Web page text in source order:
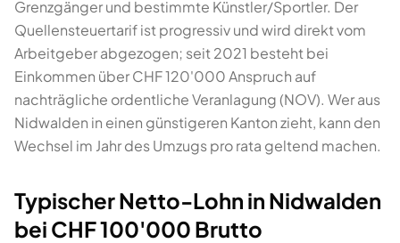
Grenzgänger und bestimmte Künstler/Sportler. Der
Quellensteuertarif ist progressiv und wird direkt vom
Arbeitgeber abgezogen; seit 2021 besteht bei
Einkommen über CHF 120'000 Anspruch auf
nachträgliche ordentliche Veranlagung (NOV). Wer aus
Nidwalden in einen günstigeren Kanton zieht, kann den
Wechsel im Jahr des Umzugs pro rata geltend machen.
Typischer Netto-Lohn in Nidwalden
bei CHF 100'000 Brutto